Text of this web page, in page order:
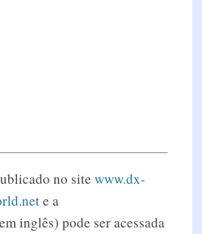
no site www.dx-
e a
inglês) pode ser acessada